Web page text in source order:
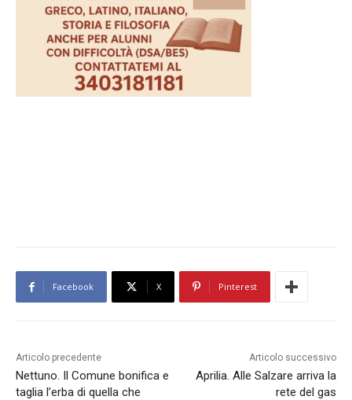
Facebook X Pinterest
Articolo precedente
Nettuno. Il Comune bonifica e
taglia l’erba di quella che
Articolo successivo
Aprilia. Alle Salzare arriva la
rete del gas